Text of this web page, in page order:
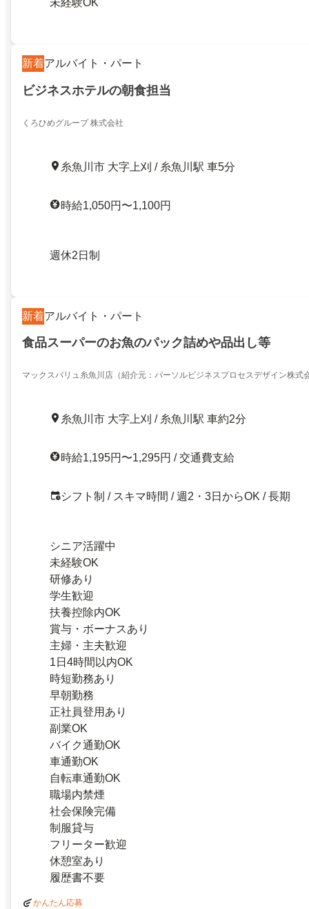
新着アルバイト・パート
ビジネスホテルの朝食担当
くろひめグループ 株式会社
糸魚川市 大字上刈 / 糸魚川駅 車5分
時給1,050円〜1,100円
週休2日制
新着アルバイト・パート
食品スーパーのお魚のパック詰めや品出し等
マックスバリュ糸魚川店（紹介元：パーソルビジネスプロセスデザイン株式
糸魚川市 大字上刈 / 糸魚川駅 車約2分
時給1,195円〜1,295円 / 交通費支給
シフト制 / スキマ時間 / 週2・3日からOK / 長期
シニア活躍中
未経験OK
研修あり
学生歓迎
扶養控除内OK
賞与・ボーナスあり
主婦・主夫歓迎
1日4時間以内OK
時短勤務あり
早朝勤務
正社員登用あり
副業OK
バイク通勤OK
車通勤OK
自転車通勤OK
職場内禁煙
社会保険完備
制服貸与
フリーター歓迎
休憩室あり
履歴書不要
かんたん応募